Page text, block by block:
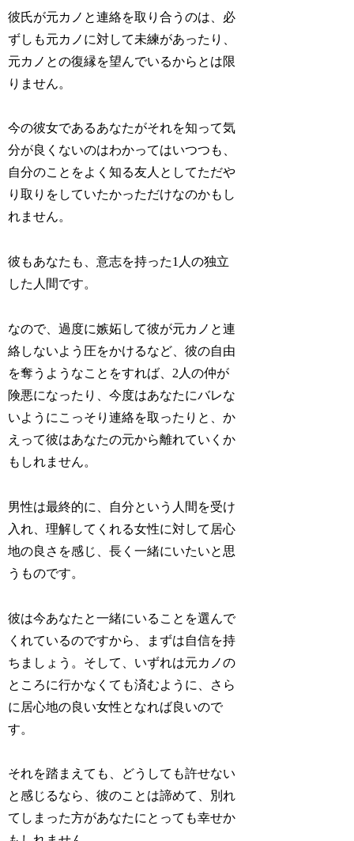
彼氏が元カノと連絡を取り合うのは、必
ずしも元カノに対して未練があったり、
元カノとの復縁を望んでいるからとは限
りません。
今の彼女であるあなたがそれを知って気
分が良くないのはわかってはいつつも、
自分のことをよく知る友人としてただや
り取りをしていたかっただけなのかもし
れません。
彼もあなたも、意志を持った1人の独立
した人間です。
なので、過度に嫉妬して彼が元カノと連
絡しないよう圧をかけるなど、彼の自由
を奪うようなことをすれば、2人の仲が
険悪になったり、今度はあなたにバレな
いようにこっそり連絡を取ったりと、か
えって彼はあなたの元から離れていくか
もしれません。
男性は最終的に、自分という人間を受け
入れ、理解してくれる女性に対して居心
地の良さを感じ、長く一緒にいたいと思
うものです。
彼は今あなたと一緒にいることを選んで
くれているのですから、まずは自信を持
ちましょう。そして、いずれは元カノの
ところに行かなくても済むように、さら
に居心地の良い女性となれば良いので
す。
それを踏まえても、どうしても許せない
と感じるなら、彼のことは諦めて、別れ
てしまった方があなたにとっても幸せか